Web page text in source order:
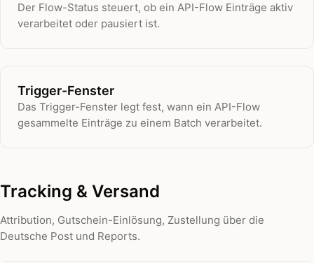
Der Flow-Status steuert, ob ein API-Flow Einträge aktiv
verarbeitet oder pausiert ist.
Trigger-Fenster
Das Trigger-Fenster legt fest, wann ein API-Flow
gesammelte Einträge zu einem Batch verarbeitet.
Tracking & Versand
Attribution, Gutschein-Einlösung, Zustellung über die
Deutsche Post und Reports.